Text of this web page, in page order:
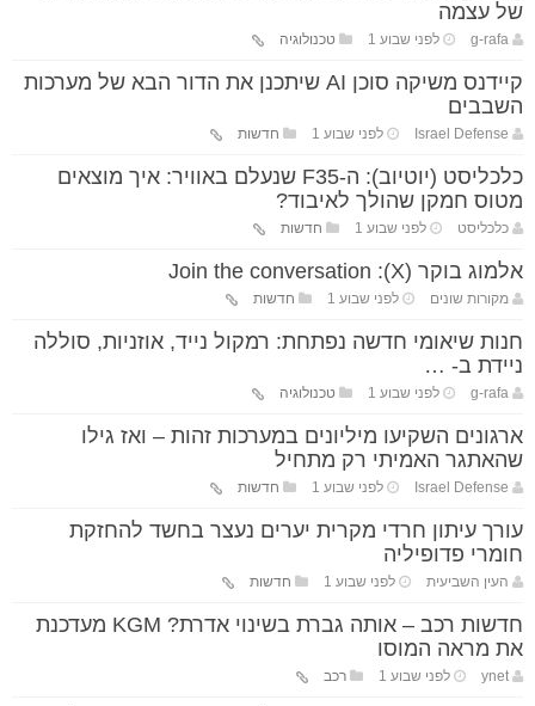
של עצמה
g-rafa לפני שבוע 1 טכנולוגיה
קיידנס משיקה סוכן AI שיתכנן את הדור הבא של מערכות
השבבים
Israel Defense לפני שבוע 1 חדשות
כלכליסט (יוטיוב): ה-F35 שנעלם באוויר: איך מוצאים
מטוס חמקן שהולך לאיבוד?
כלכליסט לפני שבוע 1 חדשות
אלמוג בוקר (X): Join the conversation
מקורות שונים לפני שבוע 1 חדשות
חנות שיאומי חדשה נפתחת: רמקול נייד, אוזניות, סוללה
ניידת ב- …
g-rafa לפני שבוע 1 טכנולוגיה
ארגונים השקיעו מיליונים במערכות זהות – ואז גילו
שהאתגר האמיתי רק מתחיל
Israel Defense לפני שבוע 1 חדשות
עורך עיתון חרדי מקרית יערים נעצר בחשד להחזקת
חומרי פדופיליה
העין השביעית לפני שבוע 1 חדשות
חדשות רכב – אותה גברת בשינוי אדרת? KGM מעדכנת
את מראה המוסו
ynet לפני שבוע 1 רכב